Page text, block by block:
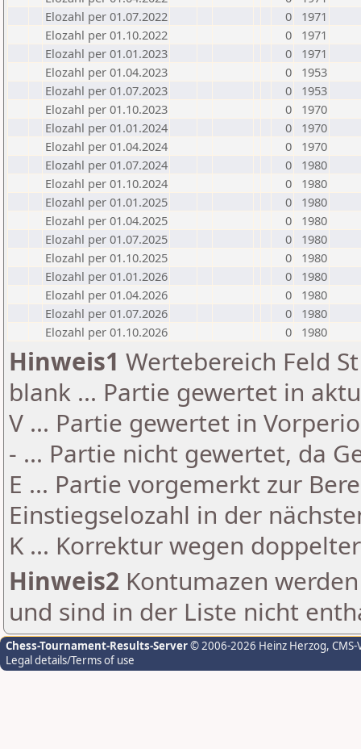
Elozahl per 01.07.2022
0
1971
Elozahl per 01.10.2022
0
1971
Elozahl per 01.01.2023
0
1971
Elozahl per 01.04.2023
0
1953
Elozahl per 01.07.2023
0
1953
Elozahl per 01.10.2023
0
1970
Elozahl per 01.01.2024
0
1970
Elozahl per 01.04.2024
0
1970
Elozahl per 01.07.2024
0
1980
Elozahl per 01.10.2024
0
1980
Elozahl per 01.01.2025
0
1980
Elozahl per 01.04.2025
0
1980
Elozahl per 01.07.2025
0
1980
Elozahl per 01.10.2025
0
1980
Elozahl per 01.01.2026
0
1980
Elozahl per 01.04.2026
0
1980
Elozahl per 01.07.2026
0
1980
Elozahl per 01.10.2026
0 1980
Hinweis1 Wertebereich Feld
blank ... Partie gewertet in
V ... Partie gewertet in
- ... Partie nicht gewertet, da
E ... Partie vorgemerkt zur
Einstiegselozahl in der
K ... Korrektur wegen
Hinweis2 Kontumazen
und sind in der Liste nicht
Chess-Tournament-Results-Server© 2006-2026 Heinz Herzog,
Legal details/Terms of use